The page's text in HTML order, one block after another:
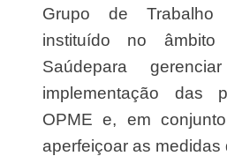
Grupo de
instituído no
Saúdepara
implementação das
OPME e, em
aperfeiçoar as medidas